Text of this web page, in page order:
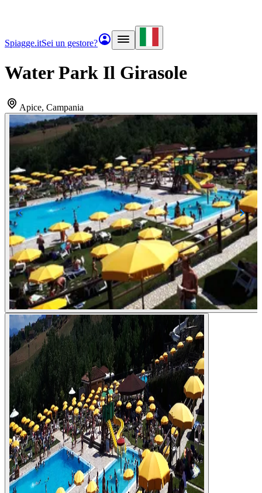
Spiagge.itSei un gestore?
Water Park Il Girasole
Apice, Campania